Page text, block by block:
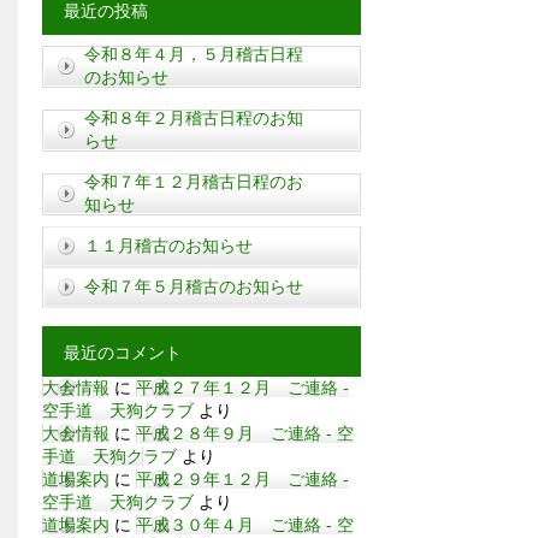
最近の投稿
令和８年４月，５月稽古日程
のお知らせ
令和８年２月稽古日程のお知
らせ
令和７年１２月稽古日程のお
知らせ
１１月稽古のお知らせ
令和７年５月稽古のお知らせ
最近のコメント
大会情報 に 平成２７年１２月 ご連絡 -
空手道 天狗クラブ より
大会情報 に 平成２８年９月 ご連絡 - 空
手道 天狗クラブ より
道場案内 に 平成２９年１２月 ご連絡 -
空手道 天狗クラブ より
道場案内 に 平成３０年４月 ご連絡 - 空